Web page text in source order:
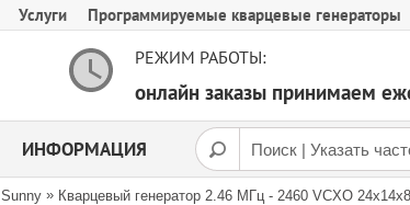
Услуги Программируемые кварцевые генераторы
РЕЖИМ РАБОТЫ:
онлайн заказы принимаем
ИНФОРМАЦИЯ
Sunny » Кварцевый генератор 2.46 МГц - 2460 VCXO